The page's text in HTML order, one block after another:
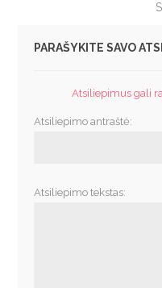
PARAŠYKITE SAVO
Atsiliepimus gali
Atsiliepimo antraštė:
Atsiliepimo tekstas: